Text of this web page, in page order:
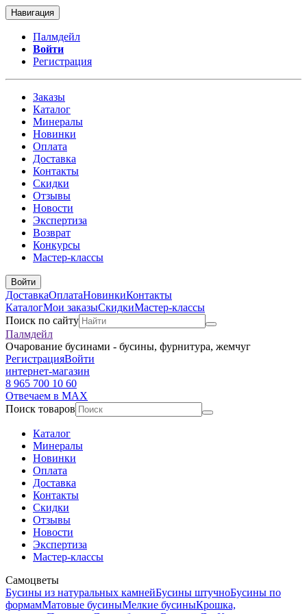
Навигация
Палмдейл
Войти
Регистрация
Заказы
Каталог
Минералы
Новинки
Оплата
Доставка
Контакты
Скидки
Отзывы
Новости
Экспертиза
Возврат
Конкурсы
Мастер-классы
Войти
ДоставкаОплатаНовинкиКонтакты
КаталогМои заказыСкидкиМастер-классы
Поиск по сайту
Палмдейл
Очарование бусинами - бусины, фурнитура, жемчуг
РегистрацияВойти
интернет-магазин
8 965 700 10 60
Отвечаем в MAX
Поиск товаров
Каталог
Минералы
Новинки
Оплата
Доставка
Контакты
Скидки
Отзывы
Новости
Экспертиза
Мастер-классы
Самоцветы
Бусины из натуральных камнейБусины штучноБусины по
формамМатовые бусиныМелкие бусиныКрошка,